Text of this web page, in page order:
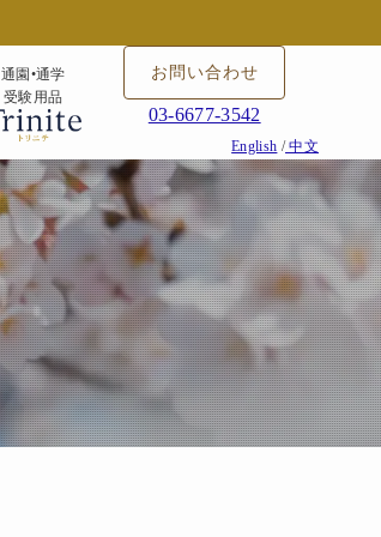
通園•通学
受験用品
お問い合わせ
03-6677-3542
English /中文